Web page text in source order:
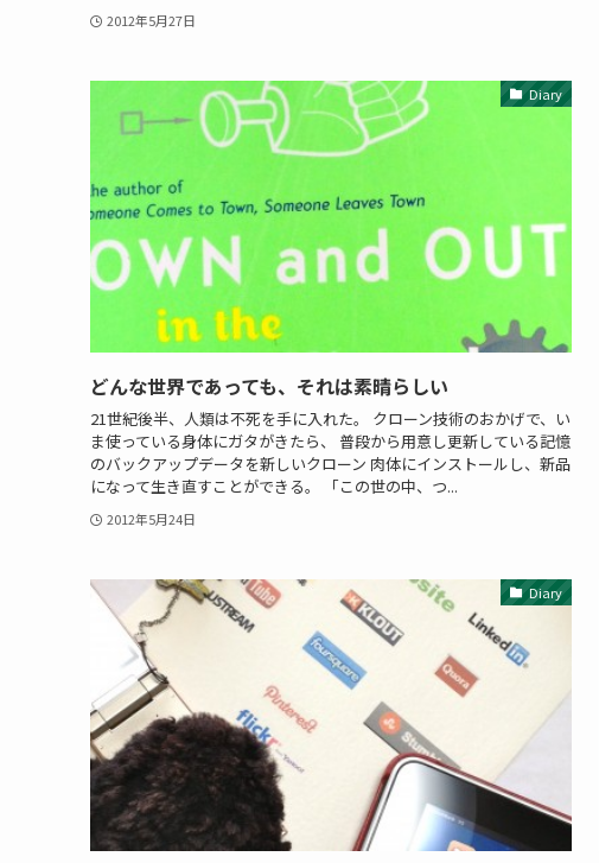
2012年5月27日
Diary
どんな世界であっても、それは素晴らしい
21世紀後半、人類は不死を手に入れた。 クローン技術のおかげで、い
ま使っている身体にガタがきたら、 普段から用意し更新している記憶
のバックアップデータを新しいクローン 肉体にインストールし、新品
になって生き直すことができる。 「この世の中、つ...
2012年5月24日
Diary